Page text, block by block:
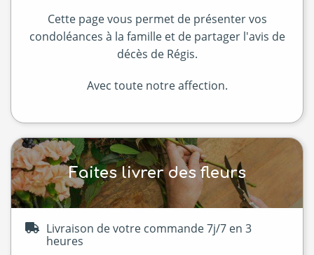
Cette page vous permet de présenter vos
condoléances à la famille et de partager l'avis de
décès de Régis.
Avec toute notre affection.
Faites livrer des fleurs
Livraison de votre commande 7j/7 en 3
heures